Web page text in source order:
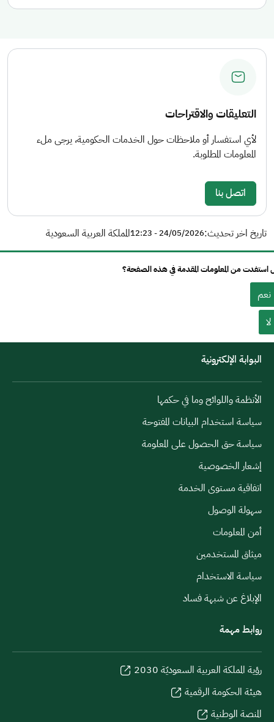
التعليقات والاقتراحات
لأي استفسار أو ملاحظات حول الخدمات الحكومية، يرجى ملء
المعلومات المطلوبة.
اتصل بنا
تاريخ اخر تحديث:24/05/2026 - 12:23 المملكة العربية السعودية
استفدت من المعلومات المقدمة في هذه الصفحة؟
نعم
لا
البوابة الإلكترونية
الأنظمة واللوائح وما في حكمها
سياسة استخدام البيانات المفتوحة
سياسة حق الحصول على المعلومة
إشعار الخصوصية
اتفاقية مستوى الخدمة
سهولة الوصول
أمن المعلومات
ميثاق المستخدمين
سياسة الاستخدام
الإبلاغ عن شبهة فساد
روابط مهمة
رؤية المملكة العربية السعوديّة 2030
هيئة الحكومة الرقمية
المنصة الوطنية